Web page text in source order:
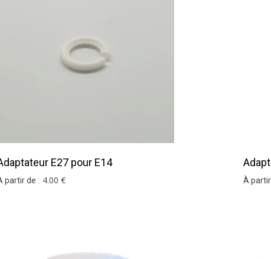
votre dimension, n'hésitez pas à contacter notre
Comment nettoyer son Abat-jour ?
E14 cliquez ici
E27 pour E14
partir de : 4.00 €
Noir
À